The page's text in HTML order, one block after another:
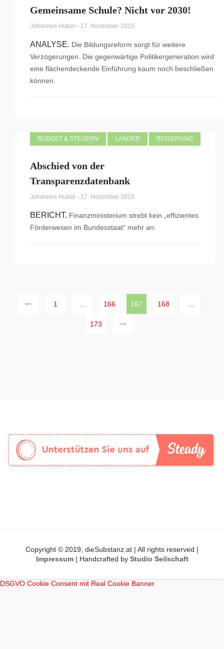
Gemeinsame Schule? Nicht vor 2030!
Johannes Huber - 17. November 2015
ANALYSE. Die Bildungsreform sorgt für weitere
Verzögerungen. Die gegenwärtige Politikergeneration wird
eine flächendeckende Einführung kaum noch beschließen
können.
BUDGET & STEUERN LÄNDER REGIERUNG
Abschied von der
Transparenzdatenbank
Johannes Huber - 17. November 2015
BERICHT. Finanzministerium strebt kein „effizientes
Förderwesen im Bundesstaat“ mehr an.
1 166 167 168
173
Copyright © 2019, dieSubstanz.at | All rights reserved |
Impressum| Handcrafted by Studio Seilschaft
DSGVO Cookie Consent mit Real Cookie Banner